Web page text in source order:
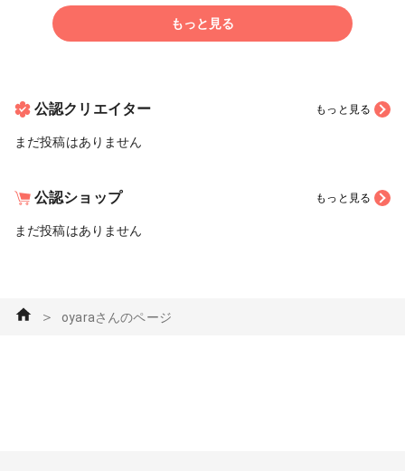
もっと見る
公認クリエイター もっと見る
まだ投稿はありません
公認ショップ もっと見る
まだ投稿はありません
＞ oyaraさんのページ